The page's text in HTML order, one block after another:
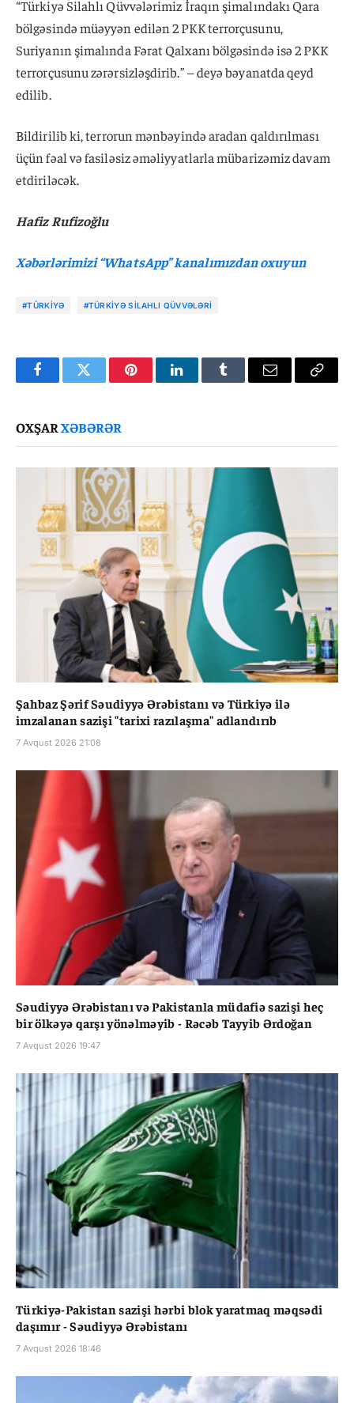
“Türkiyə Silahlı Qüvvələrimiz İraqın şimalındakı Qara
bölgəsində müəyyən edilən 2 PKK terrorçusunu,
Suriyanın şimalında Fərat Qalxanı bölgəsində isə 2 PKK
terrorçusunu zərərsizləşdirib.” – deyə bəyanatda qeyd
edilib.
Bildirilib ki, terrorun mənbəyində aradan qaldırılması
üçün fəal və fasiləsiz əməliyyatlarla mübarizəmiz davam
etdiriləcək.
Hafiz Rufizoğlu
Xəbərlərimizi “WhatsApp” kanalımızdan oxuyun
#TÜRKIYƏ #TÜRKIYƏ SILAHLI QÜVVƏLƏRI
FacebookTwitter PinterestLinkedInTumblr Email
Copy
OXŞARXƏBƏRƏR
Şahbaz Şərif Səudiyyə Ərəbistanı və Türkiyə ilə
imzalanan sazişi "tarixi razılaşma" adlandırıb
7 Avqust 2026 21:08
Səudiyyə Ərəbistanı və Pakistanla müdafiə sazişi heç
bir ölkəyə qarşı yönəlməyib - Rəcəb Tayyib Ərdoğan
7 Avqust 2026 19:47
Türkiyə-Pakistan sazişi hərbi blok yaratmaq məqsədi
daşımır - Səudiyyə Ərəbistanı
7 Avqust 2026 18:46